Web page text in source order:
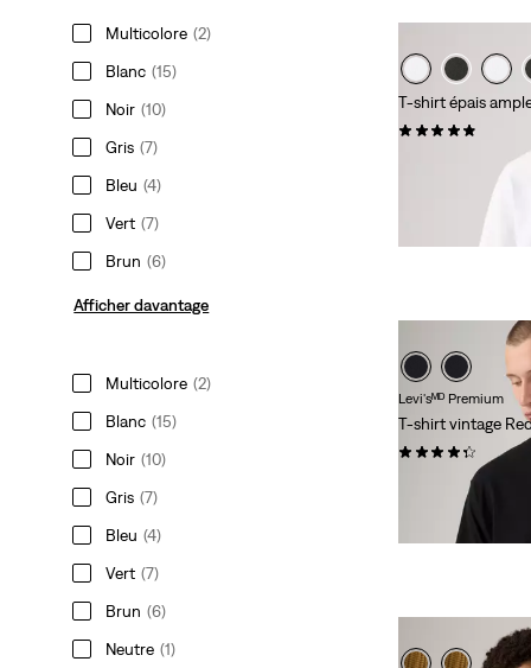
Multicolore (2)
Blanc (15)
Noir (10)
Gris (7)
Bleu (4)
Vert (7)
Brun (6)
Afficher davantage
Multicolore (2)
Blanc (15)
Noir (10)
Gris (7)
Bleu (4)
Vert (7)
Brun (6)
Neutre (1)
T-shirt épais
Levi'sᴹᴰ Premium
T-shirt vintage
(152)